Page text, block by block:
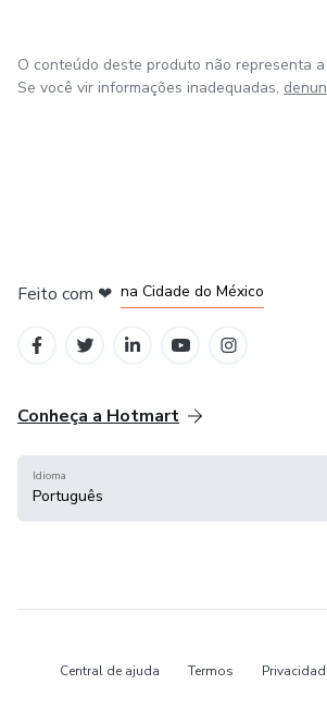
O conteúdo deste produto não representa
Se você vir informações inadequadas,
Feito com ❤ na Cidade do México
Conheça a Hotmart
Idioma
Português
Central de ajuda Termos